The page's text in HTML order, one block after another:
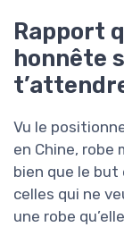
Rapport
honnête
Vu le
en Chine,
bien que le but
celles qui ne
une robe